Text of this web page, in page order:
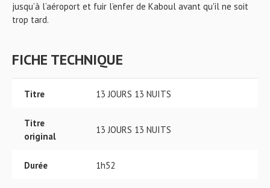
jusqu’à l’aéroport et fuir l’enfer de Kaboul avant qu'il ne soit
trop tard.
FICHE TECHNIQUE
Titre 13 JOURS 13 NUITS
Titre
original
13 JOURS 13 NUITS
Durée 1h52